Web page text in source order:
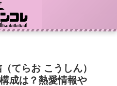
てらお こうしん）
成は？熱愛情報や